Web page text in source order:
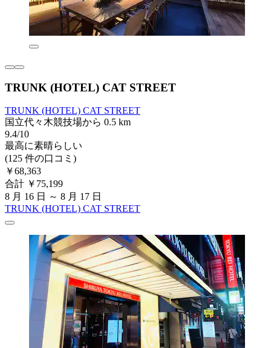
TRUNK (HOTEL) CAT STREET
TRUNK (HOTEL) CAT STREET
国立代々木競技場から 0.5 km
9.4/10
最高に素晴らしい
(125 件の口コミ)
￥68,363
合計 ￥75,199
8 月 16 日 ～ 8 月 17 日
TRUNK (HOTEL) CAT STREET